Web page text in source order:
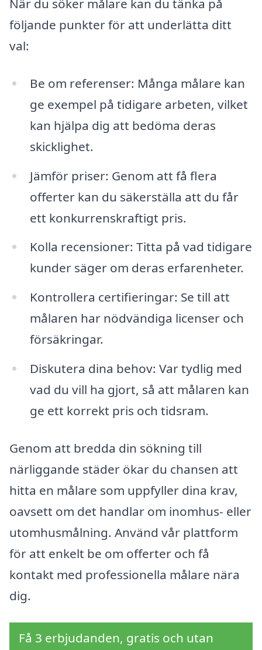
När du söker målare kan du tänka på
följande punkter för att underlätta ditt
val:
Be om referenser: Många målare kan
ge exempel på tidigare arbeten, vilket
kan hjälpa dig att bedöma deras
skicklighet.
Jämför priser: Genom att få flera
offerter kan du säkerställa att du får
ett konkurrenskraftigt pris.
Kolla recensioner: Titta på vad tidigare
kunder säger om deras erfarenheter.
Kontrollera certifieringar: Se till att
målaren har nödvändiga licenser och
försäkringar.
Diskutera dina behov: Var tydlig med
vad du vill ha gjort, så att målaren kan
ge ett korrekt pris och tidsram.
Genom att bredda din sökning till
närliggande städer ökar du chansen att
hitta en målare som uppfyller dina krav,
oavsett om det handlar om inomhus- eller
utomhusmålning. Använd vår plattform
för att enkelt be om offerter och få
kontakt med professionella målare nära
dig.
Få 3 erbjudanden, gratis och utan